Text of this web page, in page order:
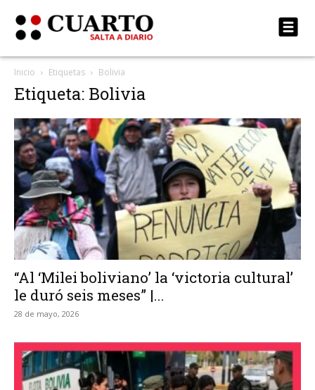
Inicio Etiquetas Bolivia
Etiqueta: Bolivia
“Al ‘Milei boliviano’ la ‘victoria cultural’
le duró seis meses” |...
28 de mayo, 2026